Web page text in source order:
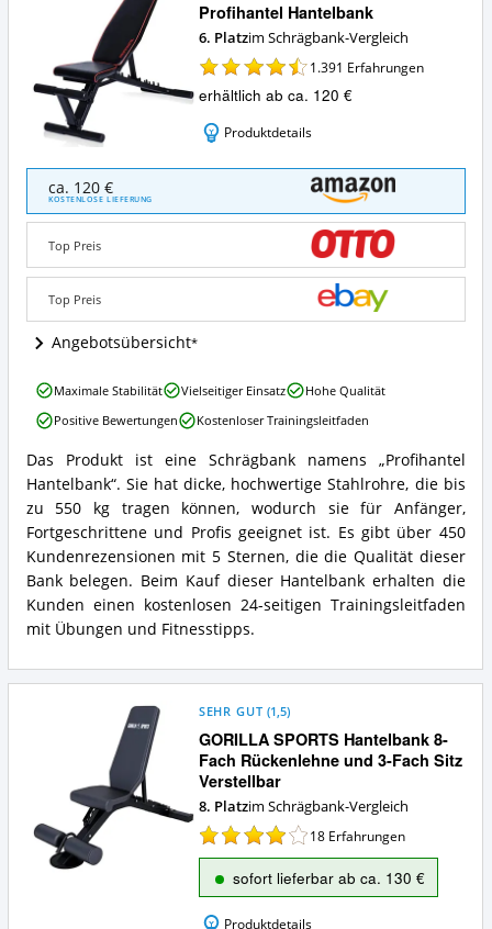
Profihantel Hantelbank
6. Platzim Schrägbank-Vergleich
1.391 Erfahrungen
erhältlich ab ca. 120 €
Produktdetails
Profihantel
Hantelbank
Angebote:
diese
Schrägbank
erhältlich?
ca. 120 €
KOSTENLOSE LIEFERUNG
Top Preis
Top Preis
Angebotsübersicht
Profihantel
Hantelbank
Zusammenfassung:
Was
bietet
diese
Schrägbank?
Das Produkt ist eine Schrägbank namens „Profihantel
Hantelbank“. Sie hat dicke, hochwertige Stahlrohre, die bis
zu 550 kg tragen können, wodurch sie für Anfänger,
Fortgeschrittene und Profis geeignet ist. Es gibt über 450
Kundenrezensionen mit 5 Sternen, die die Qualität dieser
Bank belegen. Beim Kauf dieser Hantelbank erhalten die
Kunden einen kostenlosen 24-seitigen Trainingsleitfaden
mit Übungen und Fitnesstipps.
Profihantel
Hantelbank
Vorteile:
spricht
für
diese
Schrägbank?
Maximale Stabilität Vielseitiger Einsatz
Hohe Qualität
Positive Bewertungen
Kostenloser Trainingsleitfaden
GORILLA SPORTS Hantelbank 8-
Fach Rückenlehne und 3-Fach Sitz
Verstellbar
SEHR GUT (1,5)
8. Platzim Schrägbank-Vergleich
18 Erfahrungen
sofort lieferbar ab ca. 130 €
Produktdetails